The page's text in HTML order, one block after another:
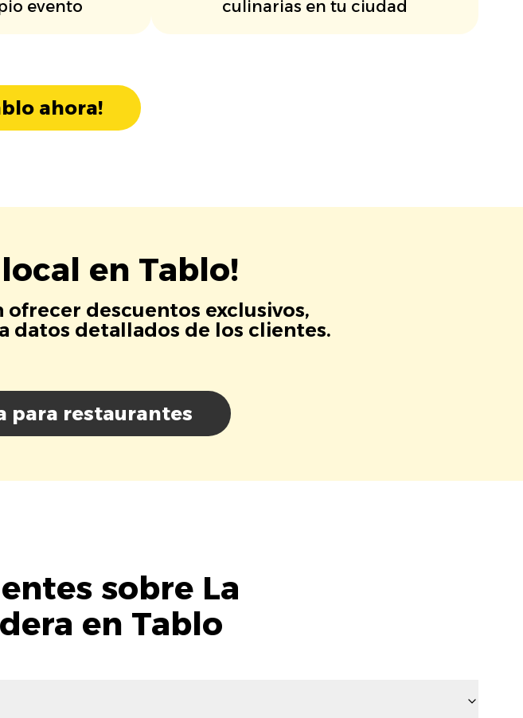
evento
culinarias en tu ciudad
ahora!
en Tablo!
descuentos exclusivos,
datos detallados de los clientes.
para restaurantes
sobre La
en Tablo